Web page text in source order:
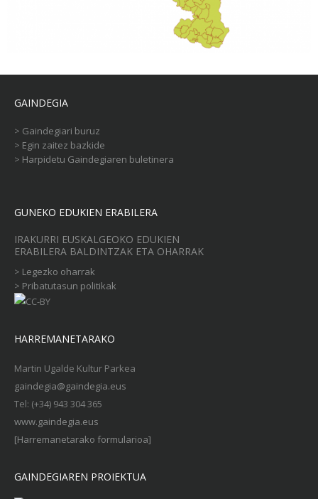
GAINDEGIA
> Gaindegiari buruz
> Egin zaitez bazkide
> Harpidetu Gaindegiaren buletinera
GUNEKO EDUKIEN ERABILERA
IRAKURRI EUSKALGEOKO EDUKIEN
ERABILERA BALDINTZAK ETA OHARRAK
> Legezko oharrak
> Pribatutasun politikak
HARREMANETARAKO
Martin Ugalde Kultur Parkea
gaindegia@gaindegia.eus
Tel: (+34) 943 304 365
www.gaindegia.eus
[Harremanetarako formularioa]
GAINDEGIAREN PROIEKTUA